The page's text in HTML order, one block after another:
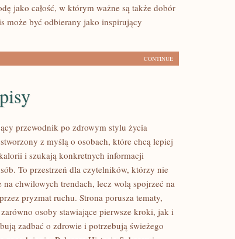
jako całość, w którym ważne są także dobór
może być odbierany jako inspirujący
CONTINUE
przewodnik po zdrowym stylu życia
z myślą o osobach, które chcą lepiej
i szukają konkretnych informacji
To przestrzeń dla czytelników, którzy nie
na chwilowych trendach, lecz wolą spojrzeć na
pryzmat ruchu. Strona porusza tematy,
osoby stawiające pierwsze kroki, jak i
zadbać o zdrowie i potrzebują świeżego